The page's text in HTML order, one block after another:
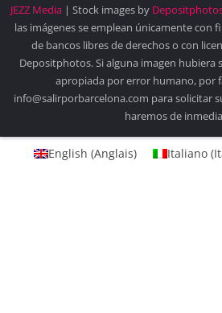
JEZZ Media | Stock images by
las imágenes se emplean únicamente con
de bancos libres de derechos o con
Depositphotos. Si alguna imagen hubiera
apropiada por error humano, por
info@salirporbarcelona.com para solicitar
haremos de
English (Anglais) Italiano (